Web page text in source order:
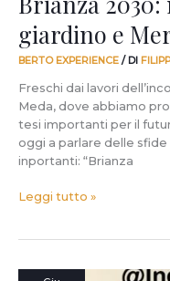
giardino e
BERTO EXPERIENCE / DI
Freschi dai lavori
Meda, dove abbiamo
tesi importanti per il
oggi a parlare delle
inportanti: “Brianza
in
giardino
e
Mercedes?
a
start…
Leggi tutto »